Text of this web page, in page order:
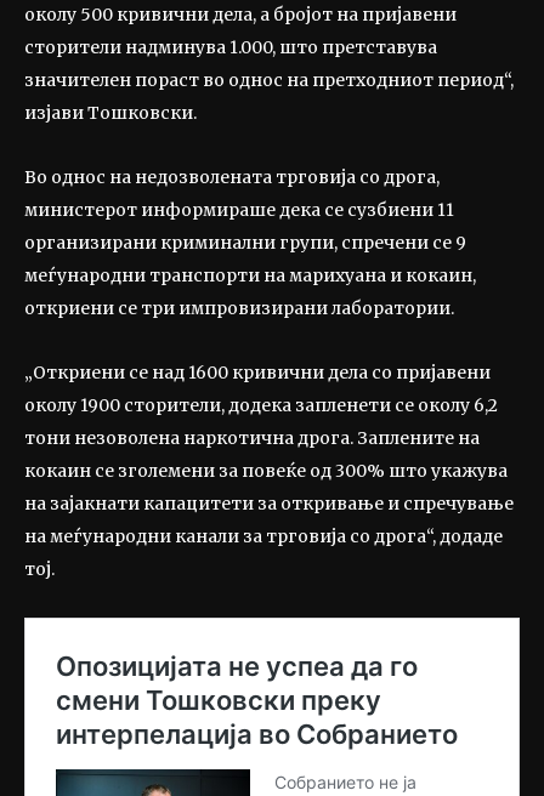
околу 500 кривични дела, а бројот на пријавени
сторители надминува 1.000, што претставува
значителен пораст во однос на претходниот период“,
изјави Тошковски.
Во однос на недозволената трговија со дрога,
министерот информираше дека се сузбиени 11
организирани криминални групи, спречени се 9
меѓународни транспорти на марихуана и кокаин,
откриени се три импровизирани лаборатории.
„Откриени се над 1600 кривични дела со пријавени
околу 1900 сторители, додека запленети се околу 6,2
тони незоволена наркотична дрога. Заплените на
кокаин се зголемени за повеќе од 300% што укажува
на зајакнати капацитети за откривање и спречување
на меѓународни канали за трговија со дрога“, додаде
тој.